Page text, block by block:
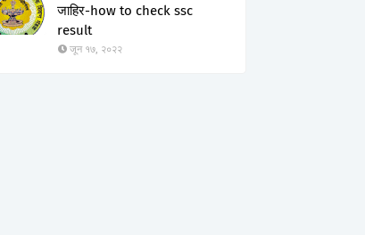
जाहिर-how to check ssc
result
जून १७, २०२२